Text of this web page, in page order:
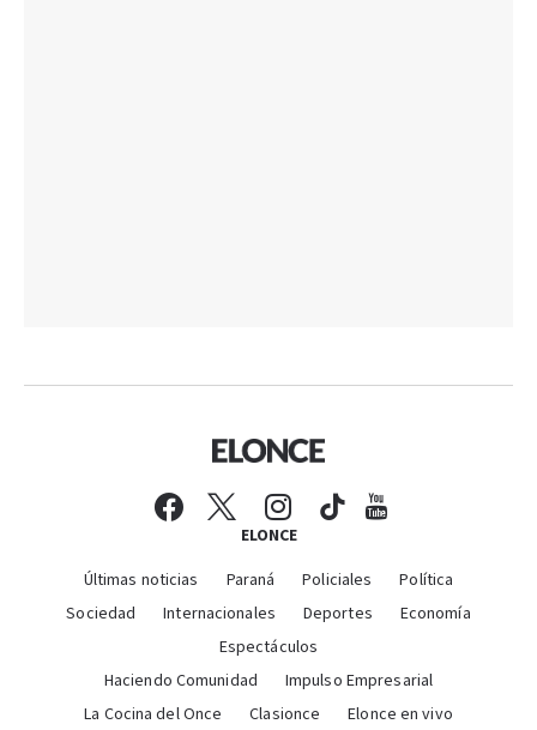
ELONCE
Últimas noticias Paraná Policiales
Política
Sociedad
Internacionales Deportes
Economía
Espectáculos
Haciendo Comunidad
Impulso Empresarial
La Cocina del Once
Clasionce Elonce en vivo